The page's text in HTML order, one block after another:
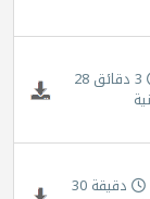
3 دقائق 28
دقيقة 30